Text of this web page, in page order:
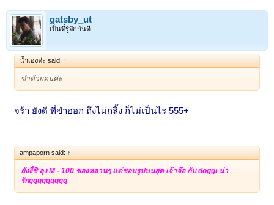
gatsby_ut
เป็นที่รู้จักกันดี
น้ำเองค่ะ said: ↑
ขำด้วยคนค่ะ.................
จร้า ยังดี ที่ขำออก ถึงไม่กลิ้ง ก็ไม่เป็นไร 555+
ampaporn said: ↑
ยังงี้ชิ ลุง M - 100 ของหลานๆ แต่ชอบรูปบนสุด เจ้าจ๊อ กับ doggi น่า
รักqqqqqqqqq